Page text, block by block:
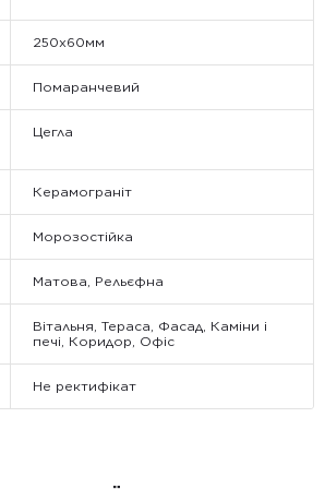
250x60мм
Помаранчевий
Цегла
Керамограніт
Морозостійка
Матова, Рельєфна
Вітальня, Тераса, Фасад, Каміни і
печі, Коридор, Офіс
Не ректифікат